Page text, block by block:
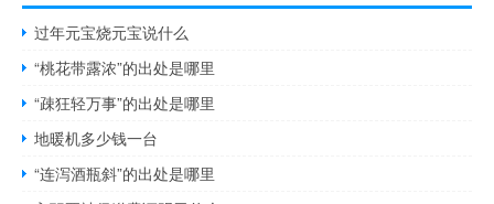
过年元宝烧元宝说什么
“桃花带露浓”的出处是哪里
“疎狂轻万事”的出处是哪里
地暖机多少钱一台
“连泻酒瓶斜”的出处是哪里